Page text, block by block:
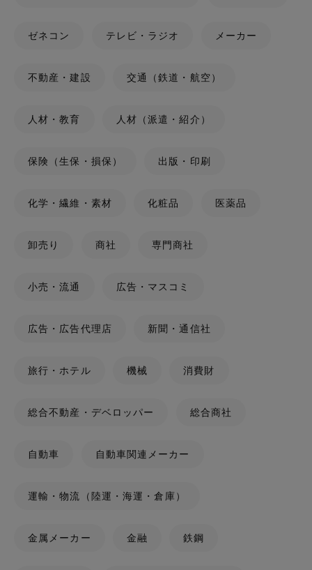
ゼネコン テレビ・ラジオ メーカー
不動産・建設 交通（鉄道・航空）
人材・教育 人材（派遣・紹介）
保険（生保・損保） 出版・印刷
化学・繊維・素材 化粧品 医薬品
卸売り 商社 専門商社
小売・流通 広告・マスコミ
広告・広告代理店 新聞・通信社
旅行・ホテル 機械 消費財
総合不動産・デベロッパー 総合商社
自動車 自動車関連メーカー
運輸・物流（陸運・海運・倉庫）
金属メーカー 金融 鉄鋼